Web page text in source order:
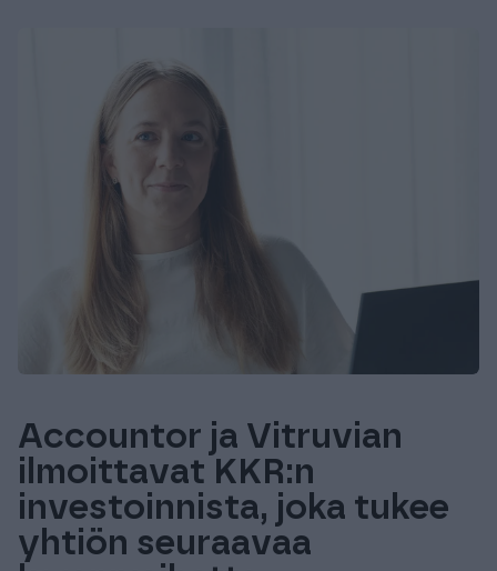
Accountor ja Vitruvian
ilmoittavat KKR:n
investoinnista, joka tukee
yhtiön seuraavaa